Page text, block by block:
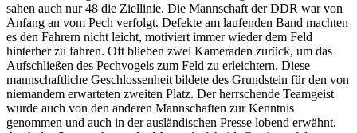
sahen auch nur 48 die Ziellinie. Die Mannschaft der DDR war von
Anfang an vom Pech verfolgt. Defekte am laufenden Band machten
es den Fahrern nicht leicht, motiviert immer wieder dem Feld
hinterher zu fahren. Oft blieben zwei Kameraden zurück, um das
Aufschließen des Pechvogels zum Feld zu erleichtern. Diese
mannschaftliche Geschlossenheit bildete des Grundstein für den von
niemandem erwarteten zweiten Platz. Der herrschende Teamgeist
wurde auch von den anderen Mannschaften zur Kenntnis
genommen und auch in der ausländischen Presse lobend erwähnt.